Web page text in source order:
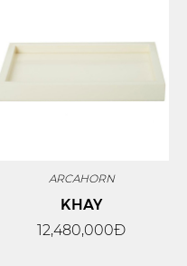
ARCAHORN
KHAY
12,480,000Đ